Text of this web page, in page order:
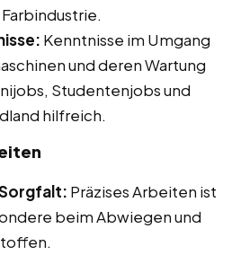
Kenntnisse im Umgang
und deren Wartung
Studentenjobs und
hilfreich.
Präzises Arbeiten ist
beim Abwiegen und